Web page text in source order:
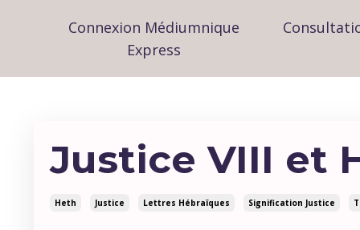
Connexion Médiumnique
Express
Justice VIII et
Heth Justice Lettres Hébraïques Signification Justice